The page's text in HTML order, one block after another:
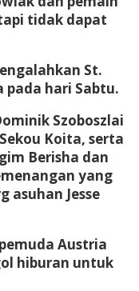
tidak dapat
St.
pada hari Sabtu.
Szoboszlai
Koita, serta
Berisha dan
yang
asuhan Jesse
Austria
hiburan untuk